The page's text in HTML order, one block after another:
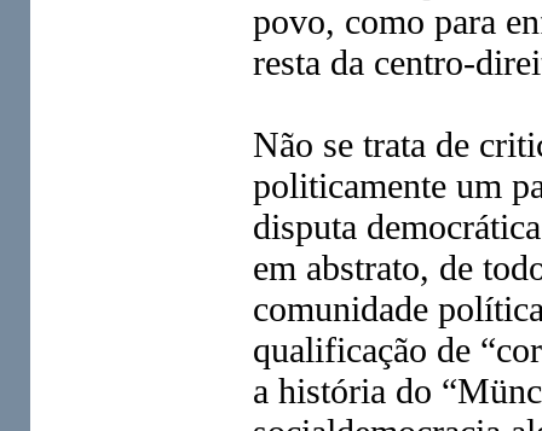
povo, como para
resta da centro-
Não se trata de
politicamente um
disputa
em abstrato, de
comunidade
qualificação de
a história do